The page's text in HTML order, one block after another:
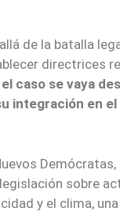
de la batalla
directrices
caso se vaya
integración en el
Demócratas,
sobre
y el clima,